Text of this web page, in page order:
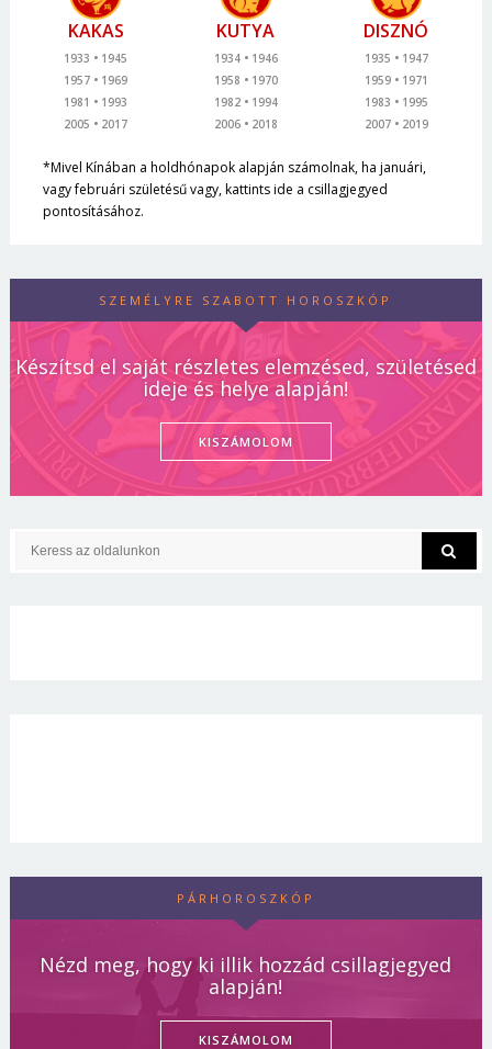
KAKAS
1933
1945
1957
1969
1981
1993
2005
2017
KUTYA
1934
1946
1958
1970
1982
1994
2006
2018
DISZNÓ
1935
1947
1959
1971
1983
1995
2007
2019
*Mivel Kínában a holdhónapok alapján számolnak, ha januári,
vagy februári születésű vagy, kattints ide a csillagjegyed
pontosításához.
SZEMÉLYRE SZABOTT HOROSZKÓP
Készítsd el saját részletes elemzésed, születésed
ideje és helye alapján!
KISZÁMOLOM
PÁRHOROSZKÓP
Nézd meg, hogy ki illik hozzád csillagjegyed
alapján!
KISZÁMOLOM